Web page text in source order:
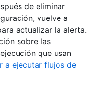
de eliminar
vuelve a
actualizar la alerta.
sobre las
que usan
a ejecutar flujos de